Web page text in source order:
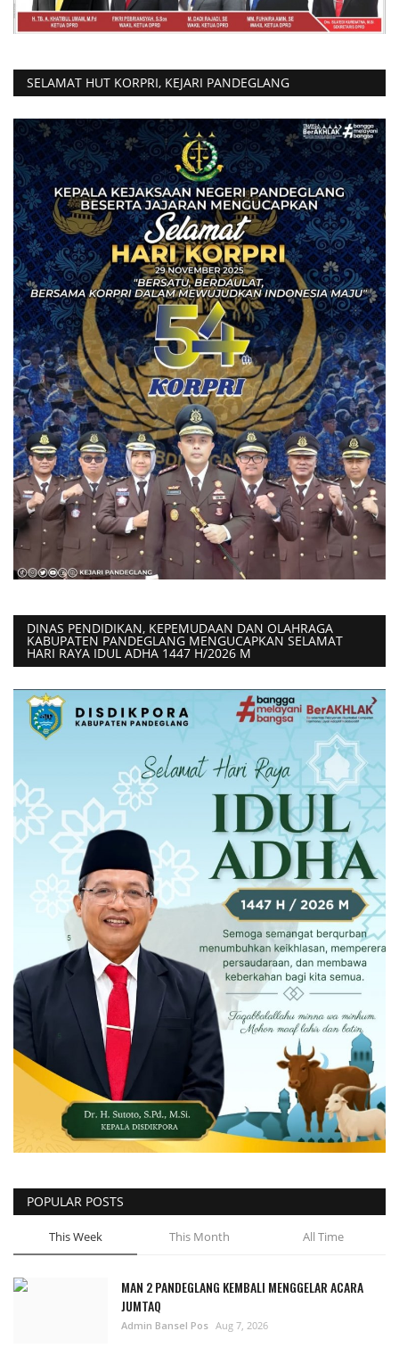
SELAMAT HUT KORPRI, KEJARI PANDEGLANG
DINAS PENDIDIKAN, KEPEMUDAAN DAN OLAHRAGA
KABUPATEN PANDEGLANG MENGUCAPKAN SELAMAT
HARI RAYA IDUL ADHA 1447 H/2026 M
POPULAR POSTS
This Week This Month All Time
MAN 2 PANDEGLANG KEMBALI MENGGELAR ACARA
JUMTAQ
Admin Bansel Pos Aug 7, 2026